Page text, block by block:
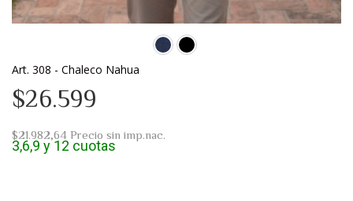
Art. 308 - Chaleco Nahua
$26.599
$21.982,64 Precio sin imp.nac.
3,6,9 y 12 cuotas